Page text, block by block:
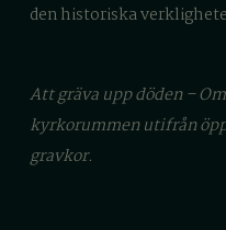
denhistoriska
Att gräva upp döden –
kyrkorummen utifrån
gravkor.